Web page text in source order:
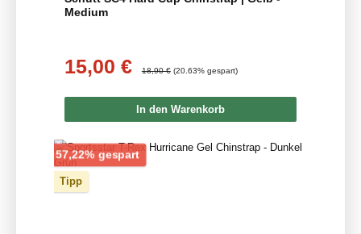
Medium
Verkaufspreis:
15,00 € Regulärer Preis:
18,90 € (20.63% gespart)
In den Warenkorb
57,22% gespartRabatt
Tipp